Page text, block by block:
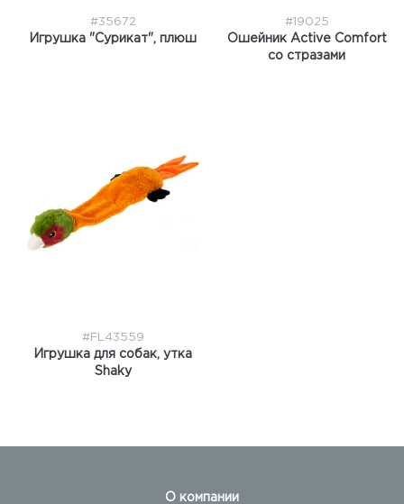
#35672
Игрушка "Сурикат", плюш
#19025
Ошейник Active Comfort
со стразами
#FL43559
Игрушка для собак, утка
Shaky
О компании